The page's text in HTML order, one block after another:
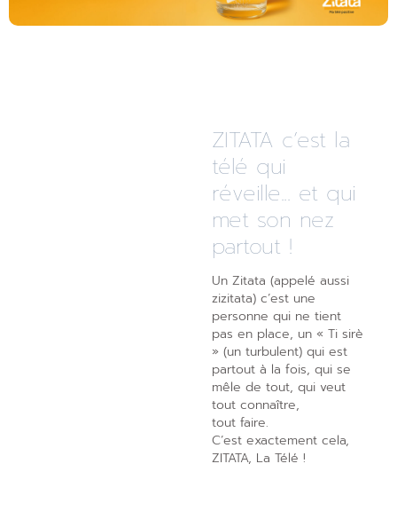
ZITATA c’est la
télé qui
réveille... et qui
met son nez
partout !
Un Zitata (appelé aussi
zizitata) c’est une
personne qui ne tient
pas en place, un « Ti sirè
» (un turbulent) qui est
partout à la fois, qui se
mêle de tout, qui veut
tout connaître,
tout faire.
C’est exactement cela,
ZITATA, La Télé !